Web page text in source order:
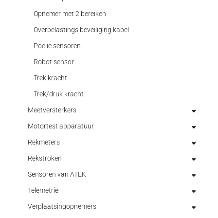
Opnemer met 2 bereiken
Overbelastings beveiliging kabel
Poelie sensoren
Robot sensor
Trek kracht
Trek/druk kracht
Meetversterkers
Analoge meetversterkers
Digitale meetversterkers
Draagbare indicatoren
Indicatoren
Process controllers
USB meetversterkers
Motortest apparatuur
Elektronica voor motortest
Hysterese dynamometers
Poeder Dynamometer (rem)
Rem componenten
Wervelstroom Dynamometer (rem)
Rekmeters
Optische rekmeters
Rekmeters aanschroefbaar
Rekmeters hoog oplossend
Rekstroken
Accessoires voor rekstroken
Meetversterkers analyse/onderzoek
Meetversterkers inbouw opnemers
Sensoren van ATEK
Druksensoren
Lineaire verplaatsing Io T-bewaking
Telemetrie
Bluetooth meetversterkers
Verplaatsingopnemers